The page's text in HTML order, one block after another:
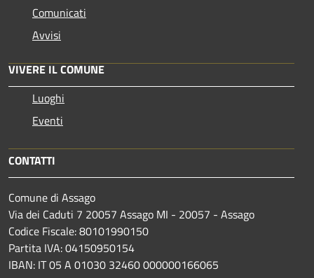
Comunicati
Avvisi
VIVERE IL COMUNE
Luoghi
Eventi
CONTATTI
Comune di Assago
Via dei Caduti 7 20057 Assago MI - 20057 - Assago
Codice Fiscale: 80101990150
Partita IVA: 04150950154
IBAN: IT 05 A 01030 32460 000000166065